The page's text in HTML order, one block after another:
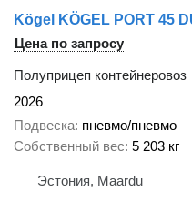
Kögel KÖGEL PORT 45
Цена по запросу
Полуприцеп контейнеровоз
2026
Подвеска пневмо/пневмо
Собственный вес 5 203 кг
Эстония, Maardu